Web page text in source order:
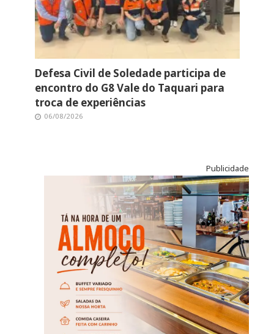
Defesa Civil de Soledade participa de
encontro do G8 Vale do Taquari para
troca de experiências
06/08/2026
Publicidade